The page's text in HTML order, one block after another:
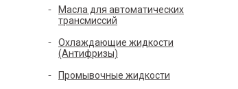
Масла для автоматических
трансмиссий
Охлаждающие жидкости
(Антифризы)
Промывочные жидкости